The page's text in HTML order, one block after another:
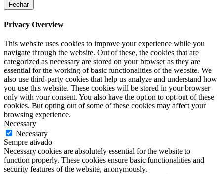
Fechar
Privacy Overview
This website uses cookies to improve your experience while you
navigate through the website. Out of these, the cookies that are
categorized as necessary are stored on your browser as they are
essential for the working of basic functionalities of the website. We
also use third-party cookies that help us analyze and understand how
you use this website. These cookies will be stored in your browser
only with your consent. You also have the option to opt-out of these
cookies. But opting out of some of these cookies may affect your
browsing experience.
Necessary
Necessary
Sempre ativado
Necessary cookies are absolutely essential for the website to
function properly. These cookies ensure basic functionalities and
security features of the website, anonymously.